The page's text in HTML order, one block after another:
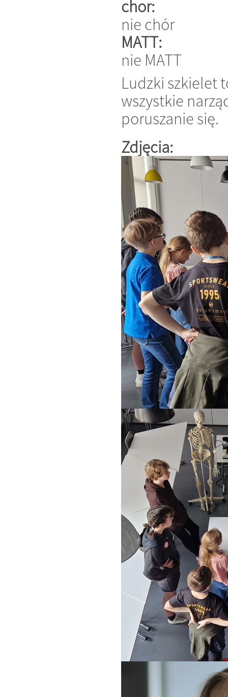
chor:
nie chór
MATT:
nie MATT
Ludzki szkielet
wszystkie
poruszanie się.
Zdjęcia: